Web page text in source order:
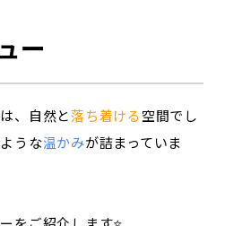
ー
、自然と落ち着ける空間でし
うな温かみが詰まっていま